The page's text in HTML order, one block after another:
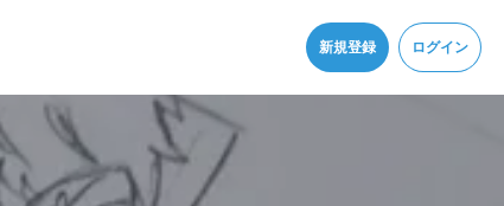
新規登録
ログイン